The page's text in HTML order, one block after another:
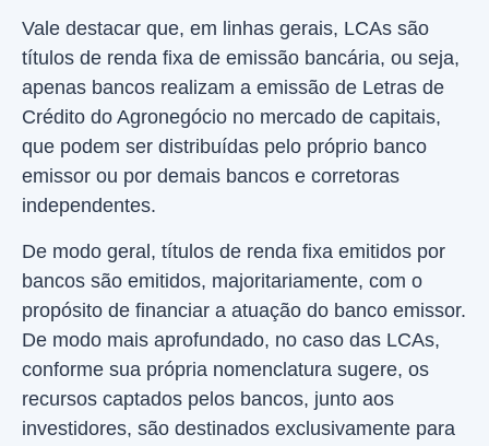
Vale destacar que, em linhas gerais, LCAs são
títulos de renda fixa de emissão bancária, ou seja,
apenas bancos realizam a emissão de Letras de
Crédito do Agronegócio no mercado de capitais,
que podem ser distribuídas pelo próprio banco
emissor ou por demais bancos e corretoras
independentes.
De modo geral, títulos de renda fixa emitidos por
bancos são emitidos, majoritariamente, com o
propósito de financiar a atuação do banco emissor.
De modo mais aprofundado, no caso das LCAs,
conforme sua própria nomenclatura sugere, os
recursos captados pelos bancos, junto aos
investidores, são destinados exclusivamente para